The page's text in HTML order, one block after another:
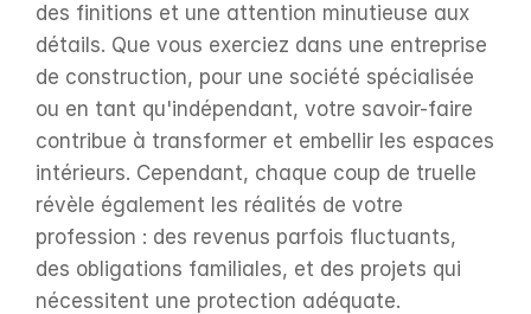
des finitions et une attention minutieuse aux
détails. Que vous exerciez dans une entreprise
de construction, pour une société spécialisée
ou en tant qu'indépendant, votre savoir-faire
contribue à transformer et embellir les espaces
intérieurs. Cependant, chaque coup de truelle
révèle également les réalités de votre
profession : des revenus parfois fluctuants,
des obligations familiales, et des projets qui
nécessitent une protection adéquate.